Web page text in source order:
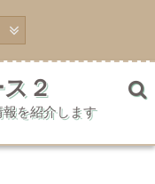
２
を紹介します